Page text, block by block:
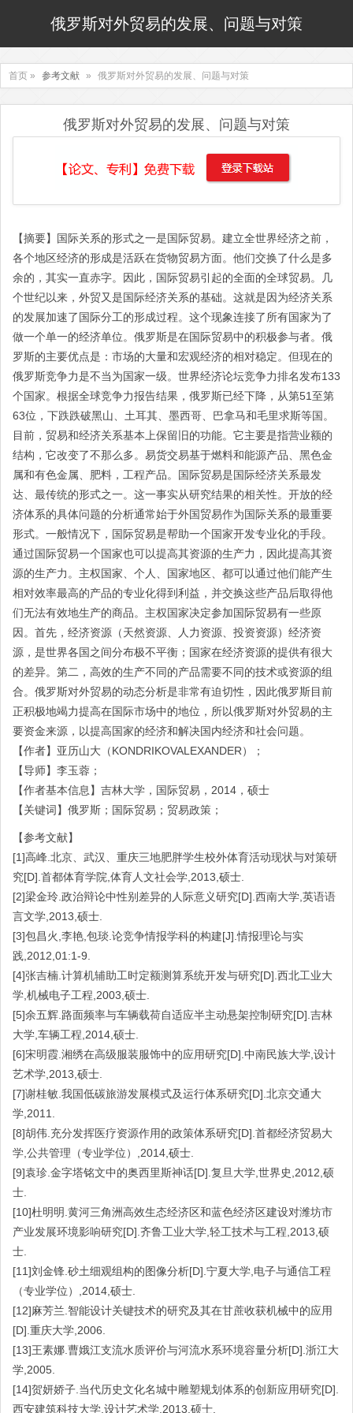
俄罗斯对外贸易的发展、问题与对策
首页 » 参考文献 » 俄罗斯对外贸易的发展、问题与对策
俄罗斯对外贸易的发展、问题与对策
【摘要】国际关系的形式之一是国际贸易。建立全世界经济之前，
各个地区经济的形成是活跃在货物贸易方面。他们交换了什么是多
余的，其实一直赤字。因此，国际贸易引起的全面的全球贸易。几
个世纪以来，外贸又是国际经济关系的基础。这就是因为经济关系
的发展加速了国际分工的形成过程。这个现象连接了所有国家为了
做一个单一的经济单位。俄罗斯是在国际贸易中的积极参与者。俄
罗斯的主要优点是：市场的大量和宏观经济的相对稳定。但现在的
俄罗斯竞争力是不当为国家一级。世界经济论坛竞争力排名发布133
个国家。根据全球竞争力报告结果，俄罗斯已经下降，从第51至第
63位，下跌跌破黑山、土耳其、墨西哥、巴拿马和毛里求斯等国。
目前，贸易和经济关系基本上保留旧的功能。它主要是指营业额的
结构，它改变了不那么多。易货交易基于燃料和能源产品、黑色金
属和有色金属、肥料，工程产品。国际贸易是国际经济关系最发
达、最传统的形式之一。这一事实从研究结果的相关性。开放的经
济体系的具体问题的分析通常始于外国贸易作为国际关系的最重要
形式。一般情况下，国际贸易是帮助一个国家开发专业化的手段。
通过国际贸易一个国家也可以提高其资源的生产力，因此提高其资
源的生产力。主权国家、个人、国家地区、都可以通过他们能产生
相对效率最高的产品的专业化得到利益，并交换这些产品后取得他
们无法有效地生产的商品。主权国家决定参加国际贸易有一些原
因。首先，经济资源（天然资源、人力资源、投资资源）经济资
源，是世界各国之间分布极不平衡；国家在经济资源的提供有很大
的差异。第二，高效的生产不同的产品需要不同的技术或资源的组
合。俄罗斯对外贸易的动态分析是非常有迫切性，因此俄罗斯目前
正积极地竭力提高在国际市场中的地位，所以俄罗斯对外贸易的主
要资金来源，以提高国家的经济和解决国内经济和社会问题。
【作者】亚历山大（KONDRIKOVALEXANDER）；
【导师】李玉蓉；
【作者基本信息】吉林大学，国际贸易，2014，硕士
【关键词】俄罗斯；国际贸易；贸易政策；
【参考文献】
[1]高峰.北京、武汉、重庆三地肥胖学生校外体育活动现状与对策研
究[D].首都体育学院,体育人文社会学,2013,硕士.
[2]梁金玲.政治辩论中性别差异的人际意义研究[D].西南大学,英语语
言文学,2013,硕士.
[3]包昌火,李艳,包琰.论竞争情报学科的构建[J].情报理论与实
践,2012,01:1-9.
[4]张吉楠.计算机辅助工时定额测算系统开发与研究[D].西北工业大
学,机械电子工程,2003,硕士.
[5]余五辉.路面频率与车辆载荷自适应半主动悬架控制研究[D].吉林
大学,车辆工程,2014,硕士.
[6]宋明霞.湘绣在高级服装服饰中的应用研究[D].中南民族大学,设计
艺术学,2013,硕士.
[7]谢桂敏.我国低碳旅游发展模式及运行体系研究[D].北京交通大
学,2011.
[8]胡伟.充分发挥医疗资源作用的政策体系研究[D].首都经济贸易大
学,公共管理（专业学位）,2014,硕士.
[9]袁珍.金字塔铭文中的奥西里斯神话[D].复旦大学,世界史,2012,硕
士.
[10]杜明明.黄河三角洲高效生态经济区和蓝色经济区建设对潍坊市
产业发展环境影响研究[D].齐鲁工业大学,轻工技术与工程,2013,硕
士.
[11]刘金锋.砂土细观组构的图像分析[D].宁夏大学,电子与通信工程
（专业学位）,2014,硕士.
[12]麻芳兰.智能设计关键技术的研究及其在甘蔗收获机械中的应用
[D].重庆大学,2006.
[13]王素娜.曹娥江支流水质评价与河流水系环境容量分析[D].浙江大
学,2005.
[14]贺妍娇子.当代历史文化名城中雕塑规划体系的创新应用研究[D].
西安建筑科技大学,设计艺术学,2013,硕士.